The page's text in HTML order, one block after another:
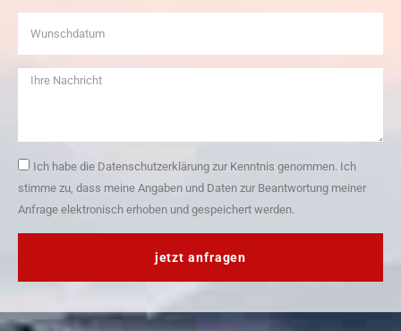
Ich habe die Datenschutzerklärung zur Kenntnis genommen. Ich
stimme zu, dass meine Angaben und Daten zur Beantwortung meiner
Anfrage elektronisch erhoben und gespeichert werden.
jetzt anfragen